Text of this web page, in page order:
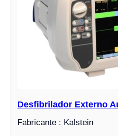
Desfibrilador Externo
Fabricante : Kalstein